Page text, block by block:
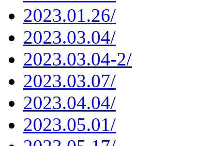
2023.01.26/
2023.03.04/
2023.03.04-2/
2023.03.07/
2023.04.04/
2023.05.01/